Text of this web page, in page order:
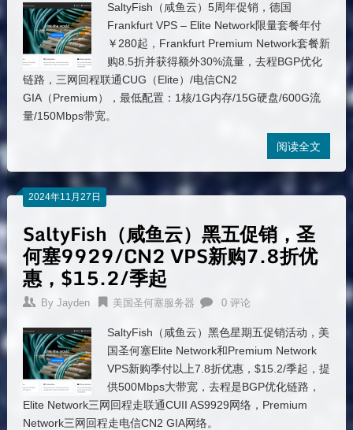
SaltyFish（咸鱼云）5周年促销，德国
Frankfurt VPS – Elite Network限量套餐年付
￥280起，Frankfurt Premium Network套餐新
购8.5折并获得额外30%流量，去程BGP优化
链路，三网回程联通CUG（Elite）/电信CN2
GIA（Premium），最低配置：1核/1G内存/15G硬盘/600G流
量/150Mbps带宽。
阅读全文
2024年11月27日
SaltyFish（咸鱼云）黑五促销，圣
何塞9929/CN2 VPS新购7.8折优
惠，$15.2/季起
By Jayden 美国圣何塞服务器 0 评论
SaltyFish（咸鱼云）黑色星期五促销活动，美
国圣何塞Elite Network和Premium Network
VPS新购季付以上7.8折优惠，$15.2/季起，提
供500Mbps大带宽，去程是BGP优化链路，
Elite Network三网回程走联通CUII AS9929网络，Premium
Network三网回程走电信CN2 GIA网络。